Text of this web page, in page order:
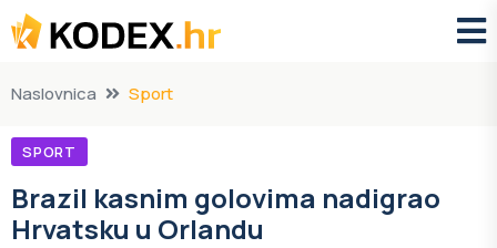
Naslovnica Sport
SPORT
Brazil kasnim golovima nadigrao
Hrvatsku u Orlandu